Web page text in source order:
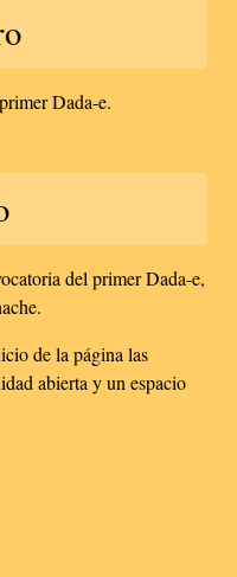
Dada-e.
del primer Dada-e,
de la página las
abierta y un espacio